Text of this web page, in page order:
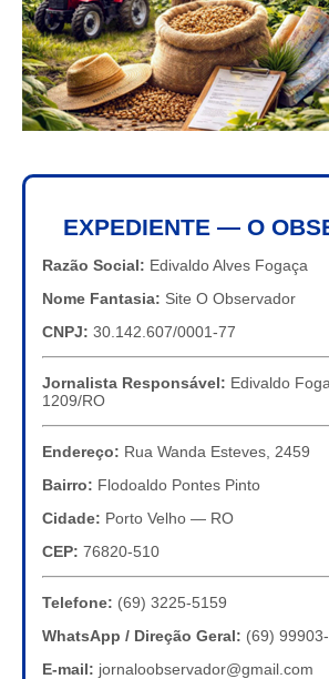
EXPEDIENTE — O
Razão Social: Edivaldo Alves Fogaça
Nome Fantasia: Site O Observador
CNPJ: 30.142.607/0001-77
Jornalista Responsável: Edivaldo
1209/RO
Endereço: Rua Wanda Esteves, 2459
Bairro: Flodoaldo Pontes Pinto
Cidade: Porto Velho — RO
CEP: 76820-510
Telefone: (69) 3225-5159
WhatsApp / Direção Geral: (69)
E-mail: jornaloobservador@gmail.com